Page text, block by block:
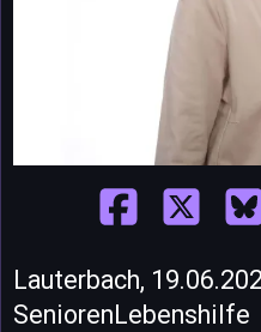
Lauterbach,
SeniorenLebenshilfe